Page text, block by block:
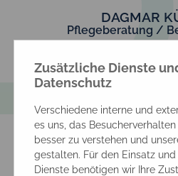
DAGMAR
Pflegeberatung /
Fon:09342-
kuebler@ev-
Zusätzliche Dienste
Datenschutz
Verschiedene interne und
es uns, das
besser zu verstehen und
gestalten. Für den Einsatz
Dienste benötigen wir Ihre